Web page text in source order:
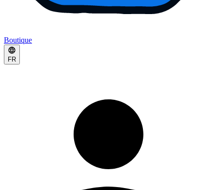
Boutique
FR